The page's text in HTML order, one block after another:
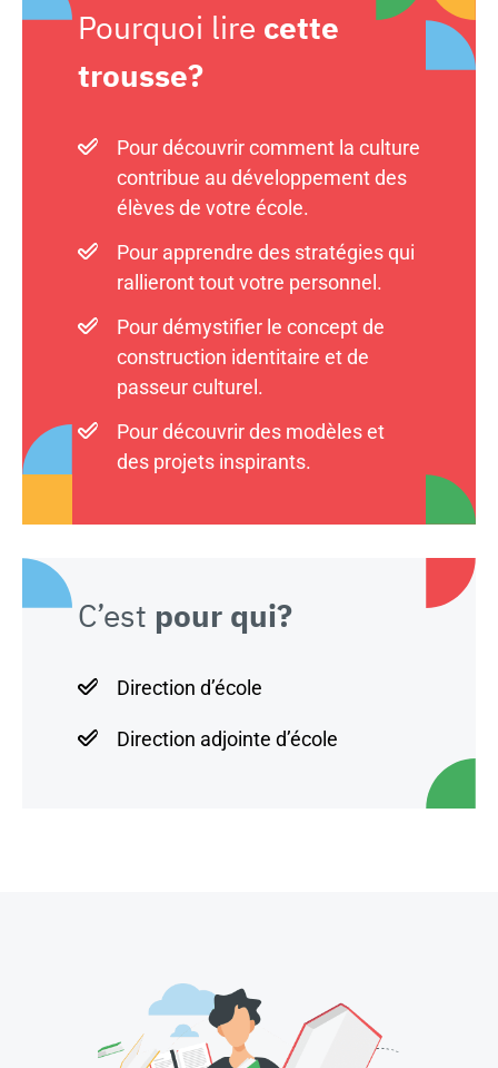
Pourquoi lire cette
trousse?
Pour découvrir comment la culture
contribue au développement des
élèves de votre école.
Pour apprendre des stratégies qui
rallieront tout votre personnel.
Pour démystifier le concept de
construction identitaire et de
passeur culturel.
Pour découvrir des modèles et
des projets inspirants.
C’est pour qui?
Direction d’école
Direction adjointe d’école